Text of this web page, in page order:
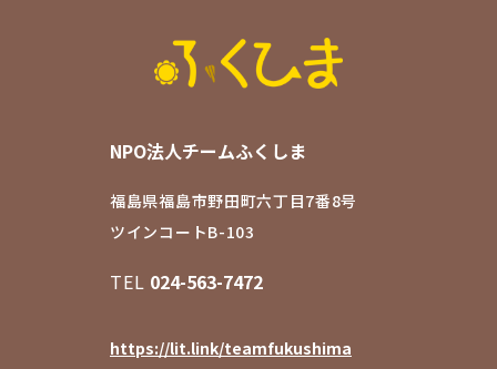
NPO法人チームふくしま
福島県福島市野田町六丁目7番8号
ツインコートB-103
TEL 024-563-7472
https://lit.link/teamfukushima